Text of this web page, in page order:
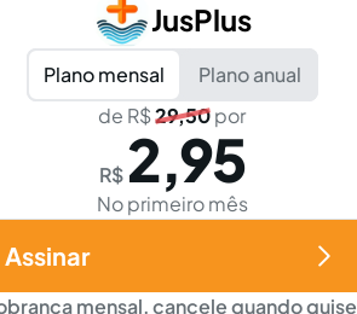
JusPlus
Plano mensal
Plano anual
de R$29,50por
R$ 2,95
No primeiro mês
mensal, cancele quando
Assinar